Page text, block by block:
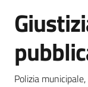
Polizia